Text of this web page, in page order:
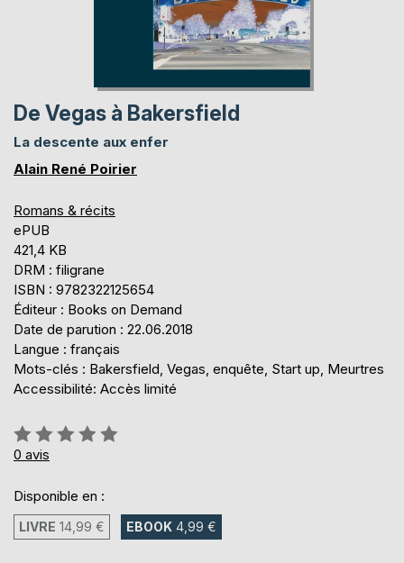
De Vegas à Bakersfield
La descente aux enfer
Alain René Poirier
Romans & récits
ePUB
421,4 KB
DRM : filigrane
ISBN : 9782322125654
Éditeur : Books on Demand
Date de parution : 22.06.2018
Langue : français
Mots-clés : Bakersfield, Vegas, enquête, Start up, Meurtres
Accessibilité: Accès limité
Évaluation:
0%
0 avis
Disponible en :
LIVRE 14,99 € EBOOK 4,99 €